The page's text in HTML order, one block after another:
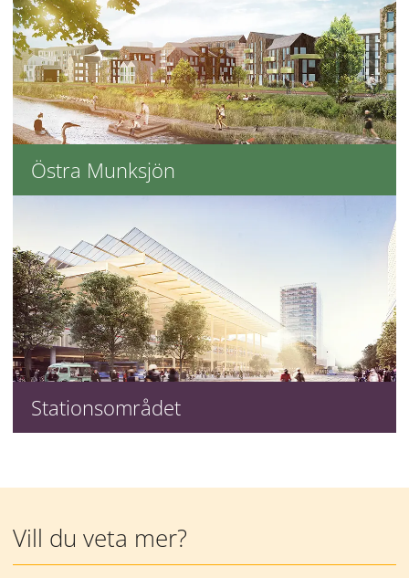
Östra Munksjön
Stationsområdet
Vill du veta mer?